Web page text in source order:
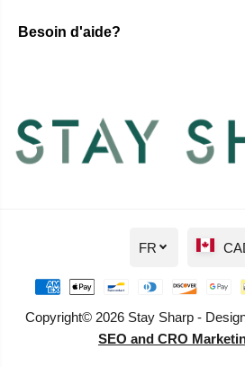
Besoin d'aide?
Copyright© 2026 Stay Sharp -
SEO and CRO
FR